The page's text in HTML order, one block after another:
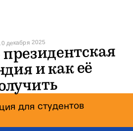
для студентов
декабря 2025
и как её